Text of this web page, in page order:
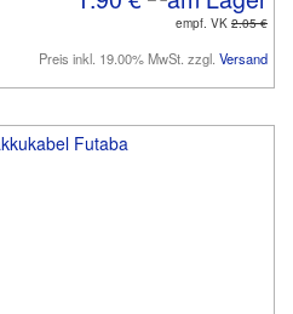
empf. VK 2.05 €
Preis inkl. 19.00% MwSt. zzgl. Versand